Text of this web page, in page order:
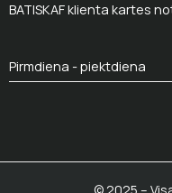
BATISKAF klienta kartes
Pirmdiena - piektdiena